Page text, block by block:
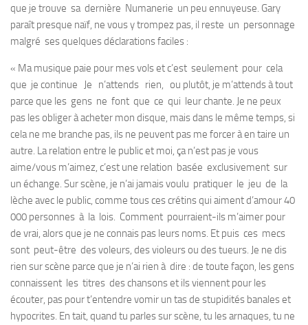
que je trouve sa dernière Numanerie un peu ennuyeuse. Gary
paraît presque naïf, ne vous y trompez pas, il reste un personnage
malgré ses quelques déclarations faciles :
« Ma musique paie pour mes vols et c’est seulement pour cela
que je continue Je n’attends rien, ou plutôt, je m’attends à tout
parce que les gens ne font que ce qui leur chante. Je ne peux
pas les obliger à acheter mon disque, mais dans le même temps, si
cela ne me branche pas, ils ne peuvent pas me forcer à en taire un
autre. La relation entre le public et moi, ça n’est pas je vous
aime/vous m’aimez, c’est une relation basée exclusivement sur
un échange. Sur scène, je n’ai jamais voulu pratiquer le jeu de la
lèche avec le public, comme tous ces crétins qui aiment d’amour 40
000 per­sonnes à la lois. Comment pourraient-ils m’aimer pour
de vrai, alors que je ne connais pas leurs noms. Et puis ces mecs
sont peut-être des voleurs, des violeurs ou des tueurs. Je ne dis
rien sur scène parce que je n’ai rien à dire : de toute façon, les gens
connaissent les titres des chansons et ils viennent pour les
écouter, pas pour t’entendre vomir un tas de stupidités banales et
hypocrites. En tait, quand tu parles sur scène, tu les arnaques, tu ne